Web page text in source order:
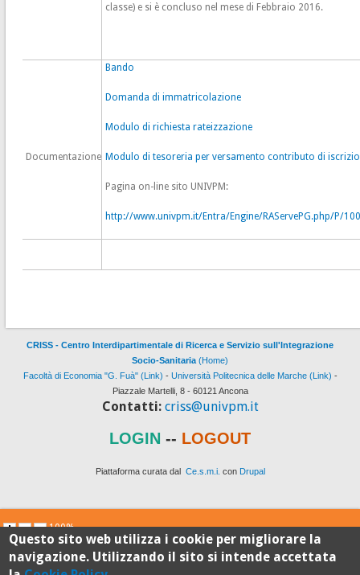
classe) e si è concluso nel mese di Febbraio 2016.
Documentazione
Bando
Domanda di immatricolazione
Modulo di richiesta rateizzazione
Modulo di tesoreria per versamento contributo di
Pagina on-line sito UNIVPM:
http://www.univpm.it/Entra/Engine/RAServePG.php/P/
CRISS - Centro Interdipartimentale di Ricerca e Servizio sull'Integrazione
Socio-Sanitaria (Home)
Facoltà di Economia "G. Fuà" (Link) - Università Politecnica delle Marche (Link) -
Piazzale Martelli, 8 - 60121 Ancona
Contatti: criss@univpm.it
LOGIN -- LOGOUT
Piattaforma curata dal Ce.s.m.i. con Drupal
100%
Standard
Questo sito web utilizza i cookie per migliorare la
navigazione. Utilizzando il sito si intende accettata